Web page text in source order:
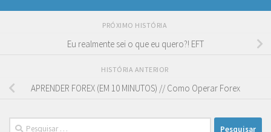
PRÓXIMO HISTÓRIA
Eu realmente sei o que eu quero?! EFT
HISTÓRIA ANTERIOR
APRENDER FOREX (EM 10 MINUTOS) // Como Operar Forex
Pesquisar